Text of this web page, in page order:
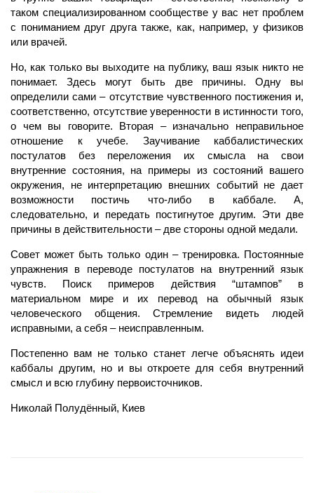
таком специализированном сообществе у вас нет проблем
с пониманием друг друга также, как, например, у физиков
или врачей.
Но, как только вы выходите на публику, ваш язык никто не
понимает. Здесь могут быть две причины. Одну вы
определили сами – отсутствие чувственного постижения и,
соответственно, отсутствие уверенности в истинности того,
о чем вы говорите. Вторая – изначально неправильное
отношение к учебе. Заучивание каббалистических
постулатов без переложения их смысла на свои
внутренние состояния, на примеры из состояний вашего
окружения, не интерпретацию внешних событий не дает
возможности постичь что-либо в каббале. А,
следовательно, и передать постигнутое другим. Эти две
причины в действительности – две стороны одной медали.
Совет может быть только один – тренировка. Постоянные
упражнения в переводе постулатов на внутренний язык
чувств. Поиск примеров действия “штампов” в
материальном мире и их перевод на обычный язык
человеческого общения. Стремление видеть людей
исправными, а себя – неисправленным.
Постепенно вам не только станет легче объяснять идеи
каббалы другим, но и вы откроете для себя внутренний
смысл и всю глубину первоисточников.
Николай Полудённый, Киев